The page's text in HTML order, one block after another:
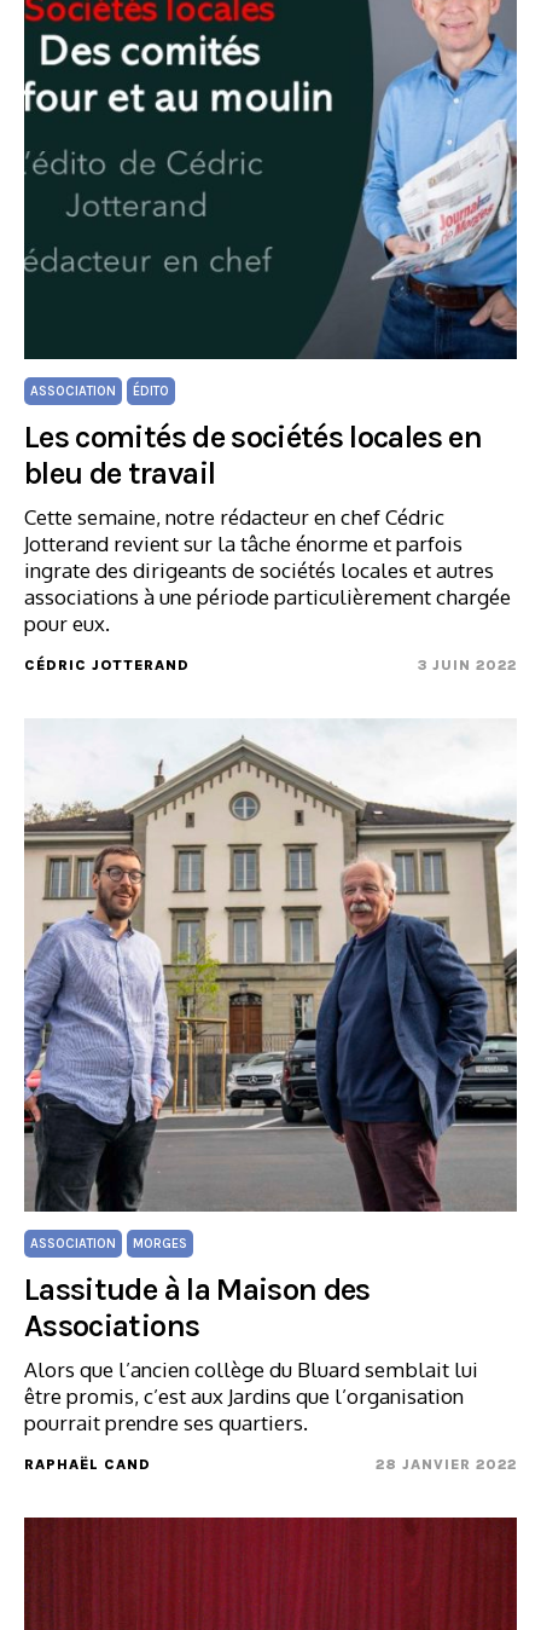
ASSOCIATION ÉDITO
Les comités de sociétés locales en
bleu de travail
Cette semaine, notre rédacteur en chef Cédric
Jotterand revient sur la tâche énorme et parfois
ingrate des dirigeants de sociétés locales et autres
associations à une période particulièrement chargée
pour eux.
CÉDRIC JOTTERAND 3 JUIN 2022
ASSOCIATION MORGES
Lassitude à la Maison des
Associations
Alors que l’ancien collège du Bluard semblait lui
être promis, c’est aux Jardins que l’organisation
pourrait prendre ses quartiers.
RAPHAËL CAND 28 JANVIER 2022